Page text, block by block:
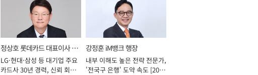
정상호 롯데카드 대표이사 사
장
LG·현대·삼성 등 대기업 주요
카드사 30년 경력, 신뢰 회복
강정훈 iM뱅크 행장
내부 이해도 높은 전략 전문가,
'전국구 은행' 도약 속도 [2026